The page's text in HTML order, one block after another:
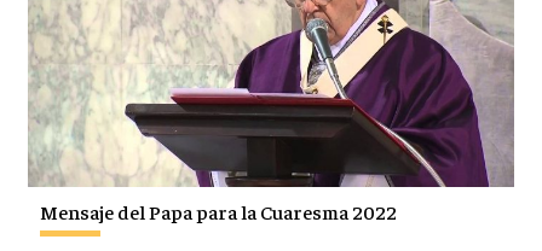
Mensaje del Papa para la Cuaresma 2022